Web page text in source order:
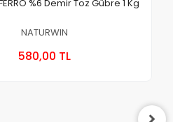
%6 Demir Toz Gübre 1 Kg
NATURWIN
580,00 TL